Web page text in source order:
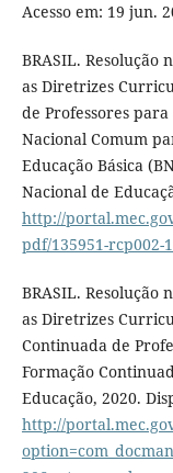
Acesso em: 19 jun.
BRASIL. Resolução
as Diretrizes
de Professores
Nacional Comum
Educação Básica
Nacional de
http://
pdf/135951-rcp002-
BRASIL. Resolução
as Diretrizes
Continuada de
Formação
Educação, 2020.
http://